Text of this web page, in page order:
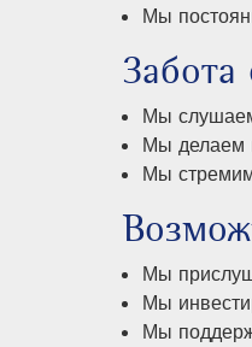
Мы
Забота
Мы
Мы делаем
Мы
Мы
Мы
Мы